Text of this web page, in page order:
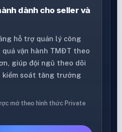
dành cho seller và
hỗ trợ quản lý công
quả vận hành TMĐT theo
giúp đội ngũ theo dõi
kiểm soát tăng trưởng
mở theo hình thức Private